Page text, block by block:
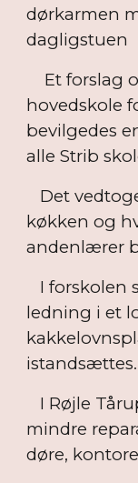
dørkarmen
dagligstuen
Et forslag
hovedskole
bevilgedes
alle Strib
Det
køkken og
andenlærer
I forskolen
ledning i et
istandsættes.
I Røjle
mindre
døre,